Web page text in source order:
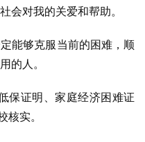
会对我的关爱和帮助。
能够克服当前的困难，顺
的人。
保证明、家庭经济困难证
实。